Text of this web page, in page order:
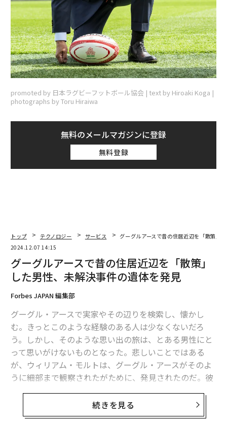
promoted by 日本ラグビーフットボール協会 | text by Hiroaki Koga |
photographs by Toru Hiraiwa
無料のメールマガジンに登録
無料登録
トップ テクノロジー サービス
グーグルアースで昔の住居近辺を「散策」
2024.12.07 14:15
グーグルアースで昔の住居近辺を「散策」
した男性、未解決事件の遺体を発見
Forbes JAPAN 編集部
グーグル・アースで実家やその辺りを検索し、懐かし
む。きっとこのような経験のある人は少なくないだろ
う。しかし、そのような思い出の旅は、とある男性にと
って思いがけないものとなった。悲しいことではある
が、ウィリアム・モルトは、グーグル・アースがそのよ
うに細部まで観察されたがために、発見されたのだ。彼
は1997年、フロリダでの夜遊び中に行方不明になり、ず
っとその消息が不明だったのだ。
続きを見る